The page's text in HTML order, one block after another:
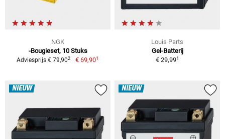
NGK
-Bougieset, 10 Stuks
Adviesprijs € 79,902 € 69,901
Louis Parts
Gel-Batterij
€ 29,991
NIEUW NIEUW